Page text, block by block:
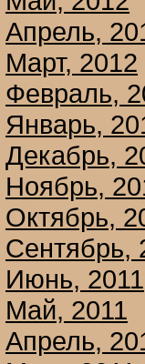
Апрель,
Март, 2012
Февраль,
Январь,
Декабрь,
Ноябрь,
Октябрь,
Сентябрь,
Июнь, 2011
Май, 2011
Апрель,